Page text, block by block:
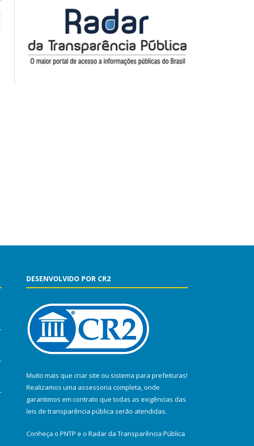
DESENVOLVIDO POR CR2
Muito mais que criar site ou sistema para prefeituras!
Realizamos uma assessoria completa, onde
garantimos em contrato que todas as exigências das
leis de transparência pública serão atendidas.
Conheça o PNTP e o Radar da Transparência Pública